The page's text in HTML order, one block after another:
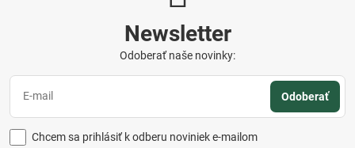
Newsletter
Odoberať naše novinky:
Odoberať
Chcem sa prihlásiť k odberu noviniek e-mailom